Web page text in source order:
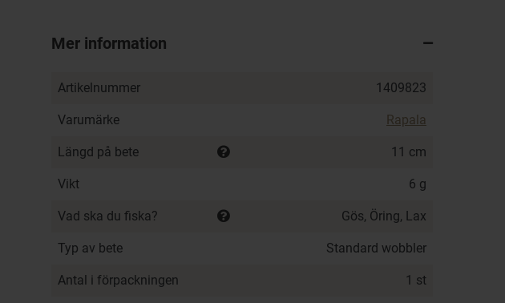
Mer information
Artikelnummer 1409823
Varumärke Rapala
Längd på bete 11 cm
Vikt 6 g
Vad ska du fiska? Gös, Öring, Lax
Typ av bete Standard wobbler
Antal i förpackningen 1 st